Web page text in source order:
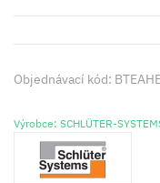
Objednávací kód:
Výrobce: SCHLÜTER-